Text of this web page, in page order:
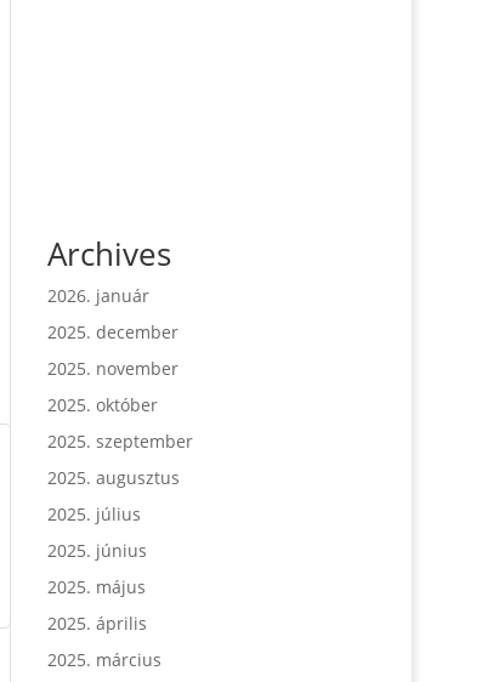
Archives
2026. január
2025. december
2025. november
2025. október
2025. szeptember
2025. augusztus
2025. július
2025. június
2025. május
2025. április
2025. március